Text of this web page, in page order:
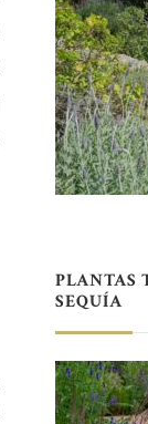
PLANTAS
SEQUÍA